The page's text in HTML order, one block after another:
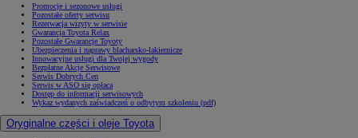
Promocje i sezonowe usługi
Pozostałe oferty serwisu
Rezerwacja wizyty w serwisie
Gwarancja Toyota Relax
Pozostałe Gwarancje Toyoty
Ubezpieczenia i naprawy blacharsko-lakiernicze
Innowacyjne usługi dla Twojej wygody
Bezpłatne Akcje Serwisowe
Serwis Dobrych Cen
Serwis w ASO się opłaca
Dostęp do informacji serwisowych
Wykaz wydanych zaświadczeń o odbytym szkoleniu (pdf)
Oryginalne części i oleje Toyota